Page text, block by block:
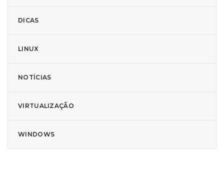
DICAS
LINUX
NOTÍCIAS
VIRTUALIZAÇÃO
WINDOWS